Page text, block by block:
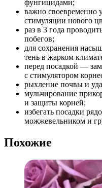
фунгицидами;
важно своевременно
стимуляции нового
раз в 3 года
побегов;
для сохранения
тень в жарком
перед посадкой —
с стимулятором
рыхление почвы и
мульчирование
и защиты корней;
избегать посадки
можжевельником и
Похожие